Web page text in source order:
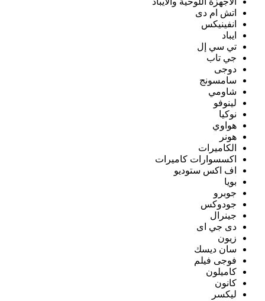
اتش ام دى
انفينيكس
ايباد
تي سي إل
جي تاب
دوجى
سامسونج
شاومي
لينوفو
نوكيا
هواوي
هونر
الكاميرات
اكسسوارات كاميرات
اف اكس ستوديو
بويا
جوبرو
جودوكس
جينرال
دى جي اى
زيون
سان ديسك
فوجى فيلم
كاميلون
كانون
ليكسر